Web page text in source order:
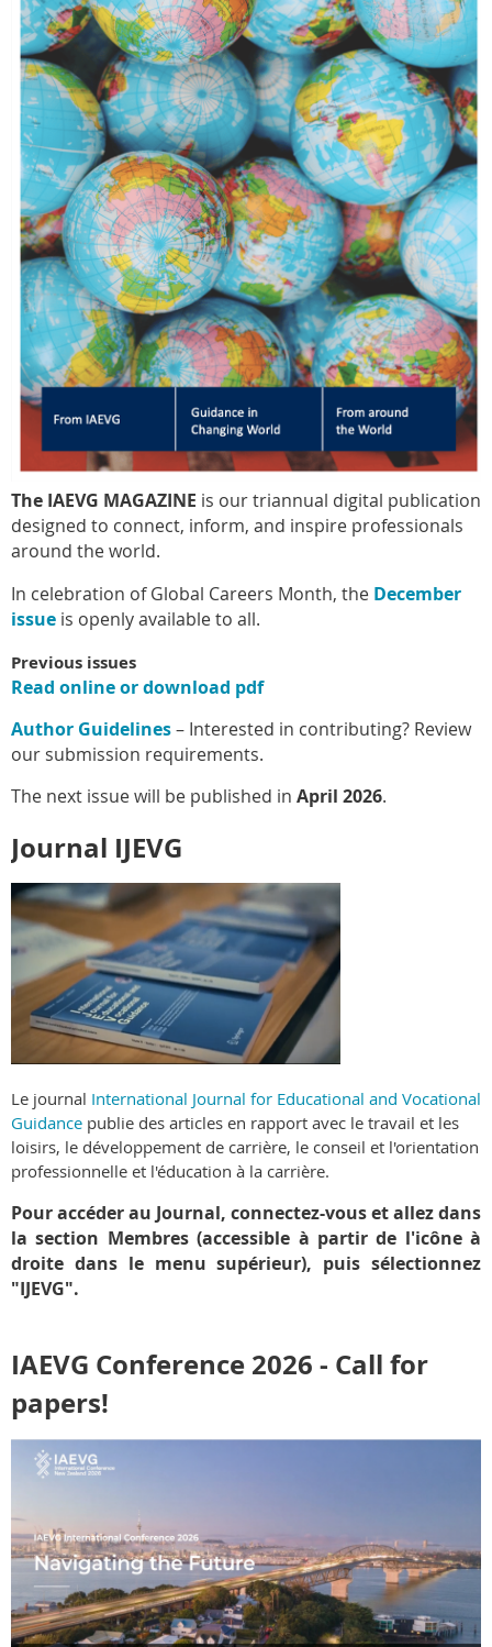
The IAEVG MAGAZINE is our triannual digital publication
designed to connect, inform, and inspire professionals
around the world.
In celebration of Global Careers Month, the December
issue is openly available to all.
Previous issues
Read online or download pdf
Author Guidelines– Interested in contributing? Review
our submission requirements.
The next issue will be published in April 2026.
Journal IJEVG
Le journal International Journal for Educational and Vocational
Guidance publie des articles en rapport avec le travail et les
loisirs, le développement de carrière, le conseil et l'orientation
professionnelle et l'éducation à la carrière.
Pour accéder au Journal, connectez-vous et allez dans
la section Membres (accessible à partir de l'icône à
droite dans le menu supérieur), puis sélectionnez
"IJEVG".
IAEVG Conference 2026 - Call for
papers!